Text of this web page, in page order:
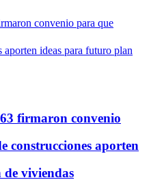
firmaron convenio
construcciones aporten
viviendas